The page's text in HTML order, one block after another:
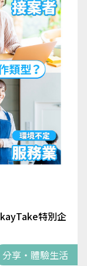
特別企
分享・體驗生活